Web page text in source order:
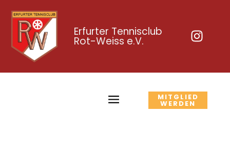
Erfurter Tennisclub
Rot-Weiss e.V.
MITGLIED
WERDEN